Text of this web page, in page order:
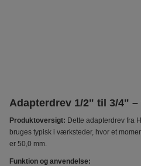
Adapterdrev 1/2" til 3/4"
Produktoversigt: Dette adapterdrev fra
bruges typisk i værksteder, hvor et
er 50,0 mm.
Funktion og anvendelse: